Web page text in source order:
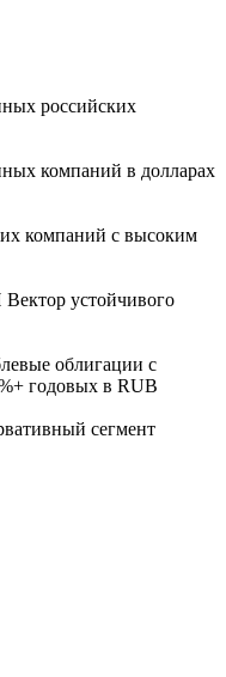
российских
компаний в долларах
компаний с высоким
устойчивого
облигации с
годовых в RUB
сегмент